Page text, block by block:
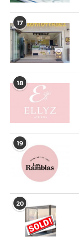
17
18
19
20